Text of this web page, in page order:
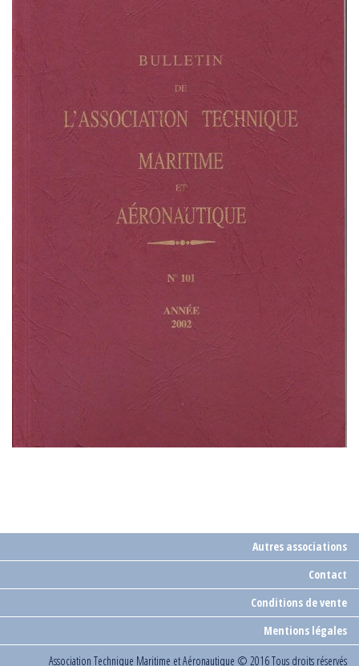
Autres associations
Contact
Conditions de vente
Mentions légales
Association Technique Maritime et Aéronautique © 2016 Tous droits réservés